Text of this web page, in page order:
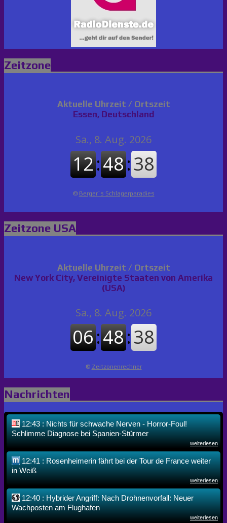
Zeitzone
Aktuelle Uhrzeit / Ortszeit
Essen, Deutschland
© Berger´s Schlagerparadies
Zeitzone USA
Aktuelle Uhrzeit / Ortszeit
New York City, Vereinigte Staaten von Amerika
(USA)
© Zeitzonenrechner
Nachrichten
12:43 : Nichts für schwache Nerven - Horror-Foul!
Schlimme Diagnose bei Spanien-Stürmer
weiterlesen
12:41 : Rosenheimerin fährt bei der Tour de France weiter
in Weiß
weiterlesen
12:40 : Hybrider Angriff: Nach Drohnenvorfall: Neuer
Wachposten am Flughafen
weiterlesen